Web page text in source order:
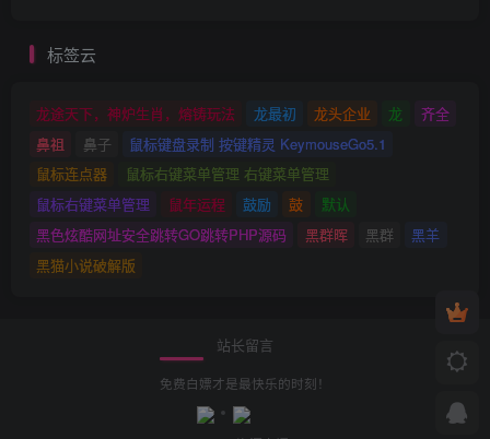
标签云
龙途天下，神炉生肖，熔铸玩法 龙最初 龙头企业 龙
齐全
鼻祖
鼻子
鼠标键盘录制 按键精灵 KeymouseGo5.1
鼠标连点器
鼠标右键菜单管理 右键菜单管理
鼠标右键菜单管理
鼠年运程 鼓励 鼓
默认
黑色炫酷网址安全跳转GO跳转PHP源码
黑群晖 黑群
黑羊
黑猫小说破解版
站长留言
免费白嫖才是最快乐的时刻！